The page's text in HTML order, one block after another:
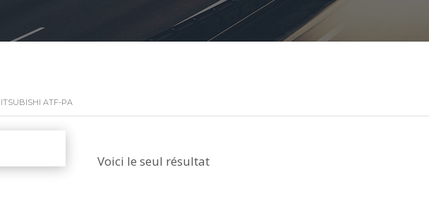
ATF-PA
Voici le seul résultat